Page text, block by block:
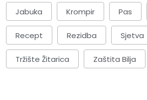
Jabuka Krompir Pas
Recept Rezidba Sjetva
Tržište Žitarica Zaštita Bilja